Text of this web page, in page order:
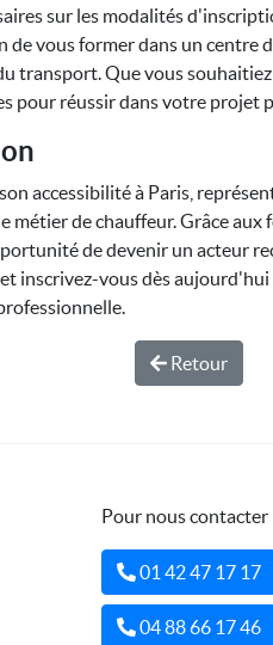
sur les modalités
de vous former dans un centre
transport. Que vous
pour réussir dans votre projet
accessibilité à Paris,
de chauffeur. Grâce aux
de devenir un acteur
inscrivez-vous dès
Retour
Pour nous contacter
01 42 47 17 17
04 88 66 17 46